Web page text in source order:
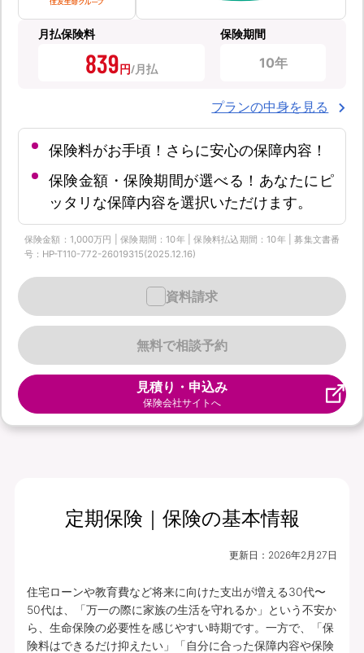
月払保険料
839円
保険期間
10年
プランの中身を見る
保険料がお手頃！さらに安心の保障内容！
保険金額・保険期間が選べる！あなたにピ
ッタリな保障内容を選択いただけます。
保険金額：1,000万円 | 保険期間：10年 | 保険料払込期間：10年 | 募集文書番
号：HP-T110-772-26019315(2025.12.16)
無料で相談予約
資料請求
見積り・申込み
保険会社サイトへ
定期保険｜保険の基本情報
更新日： 2026年2月27日
住宅ローンや教育費など将来に向けた支出が増える30代〜
50代は、「万一の際に家族の生活を守れるか」という不安か
ら、生命保険の必要性を感じやすい時期です。一方で、「保
険料はできるだけ抑えたい」「自分に合った保障内容や保険